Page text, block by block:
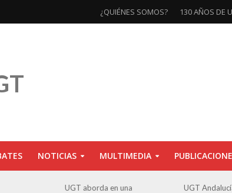
¿QUIÉNES SOMOS? 130 AÑOS DE
NOTICIAS MULTIMEDIA
UGT aborda en una
UGT